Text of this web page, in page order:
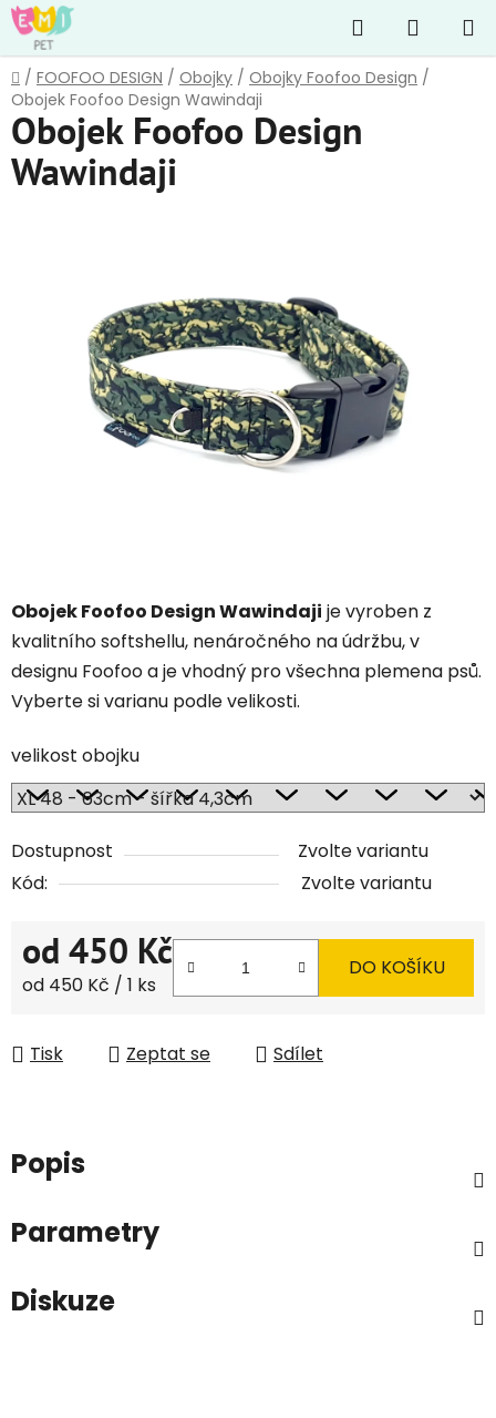
Přejít
na
obsah
Hledat
KOŠÍK
Domů
/ FOOFOO DESIGN / Obojky / Obojky Foofoo Design /
Obojek Foofoo Design Wawindaji
Obojek Foofoo Design Wawindaji je vyroben z
kvalitního softshellu, nenáročného na údržbu, v
designu Foofoo a je vhodný pro všechna plemena psů.
Vyberte si varianu podle velikosti.
velikost obojku
Dostupnost
Zvolte variantu
Kód:
Zvolte variantu
od 450 Kč
Měrná cena:
od 450 Kč / 1 ks
DO KOŠÍKU
Tisk Zeptat se Sdílet
Obojek Foofoo Design
Wawindaji
Popis
Parametry
Diskuze